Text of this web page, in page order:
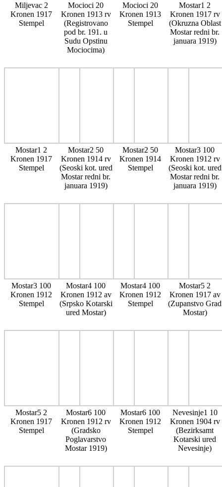
Miljevac 2
Kronen 1917
Stempel
Mocioci 20
Kronen 1913 rv
(Registrovano
pod br. 191. u
Sudu Opstinu
Mociocima)
Mocioci 20
Kronen 1913
Stempel
Mostar1 2
Kronen 1917 rv
(Okruzna Oblast
Mostar redni br.
januara 1919)
Mostar1 2
Kronen 1917
Stempel
Mostar2 50
Kronen 1914 rv
(Seoski kot. ured
Mostar redni br.
januara 1919)
Mostar2 50
Kronen 1914
Stempel
Mostar3 100
Kronen 1912 rv
(Seoski kot. ured
Mostar redni br.
januara 1919)
Mostar3 100
Kronen 1912
Stempel
Mostar4 100
Kronen 1912 av
(Srpsko Kotarski
ured Mostar)
Mostar4 100
Kronen 1912
Stempel
Mostar5 2
Kronen 1917 av
(Zupanstvo Grad
Mostar)
Mostar5 2
Kronen 1917
Stempel
Mostar6 100
Kronen 1912 rv
(Gradsko
Poglavarstvo
Mostar 1919)
Mostar6 100
Kronen 1912
Stempel
Nevesinje1 10
Kronen 1904 rv
(Bezirksamt
Kotarski ured
Nevesinje)